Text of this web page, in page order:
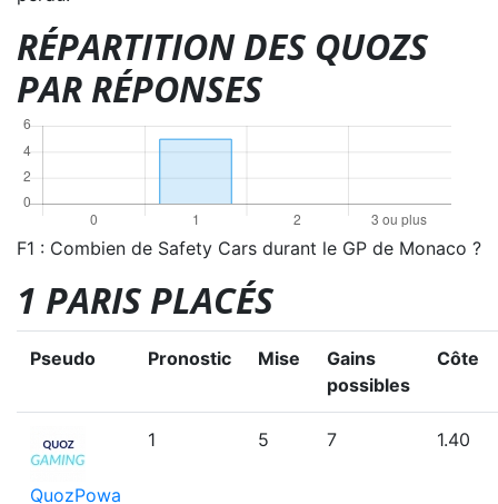
RÉPARTITION DES QUOZS
PAR RÉPONSES
F1 : Combien de Safety Cars durant le GP de Monaco ?
1 PARIS PLACÉS
Pseudo Pronostic Mise
Gains
possibles
Côte
QuozPowa
1 5 7 1.40